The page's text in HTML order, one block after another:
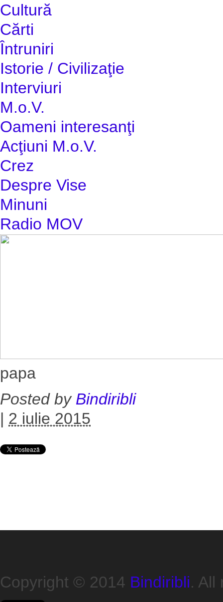
Cultură
Cărti
Întruniri
Istorie / Civilizaţie
Interviuri
M.o.V.
Oameni interesanţi
Acţiuni M.o.V.
Crez
Despre Vise
Minuni
Radio MOV
papa
Posted by Bindiribli
| 2 iulie 2015
Copyright © 2014 Bindiribli. All